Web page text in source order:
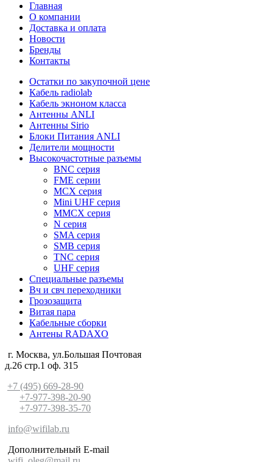
Главная
О компании
Доставка и оплата
Новости
Бренды
Контакты
Остатки по закупочной цене
Кабель radiolab
Кабель экноном класса
Антенны ANLI
Антенны Sirio
Блоки Питания ANLI
Делители мощности
Высокочастотные разъемы
BNC серия
FME серии
MCX серия
Mini UHF серия
MMCX серия
N серия
SMA серия
SMB серия
TNC серия
UHF серия
Специальные разъемы
Вч и свч переходники
Грозозащита
Витая пара
Кабельные сборки
Антены RADAXO
г. Москва, ул.Большая Почтовая
д.26 стр.1 оф. 315
+7 (495) 669-28-90
+7-977-398-20-90
+7-977-398-35-70
info@wifilab.ru
Дополнительный E-mail